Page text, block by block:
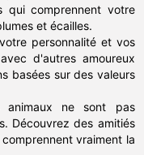
qui comprennent votre
et écailles.
personnalité et vos
d'autres amoureux
basées sur des valeurs
animaux ne sont pas
Découvrez des amitiés
vraiment la